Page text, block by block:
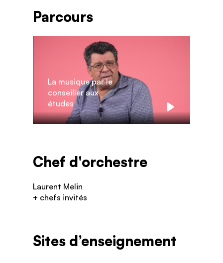
Parcours
Play
La musique par le
conseiller aux
études
Chef d'orchestre
Laurent Melin
+ chefs invités
Sites d’enseignement